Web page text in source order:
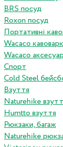
BRS посуд
Roxon посуд
Портативні
Wacaco
Wacaco
Спорт
Cold Steel
Взуття
Naturehike
Humtto взуття
Рюкзаки, багаж
Naturehike